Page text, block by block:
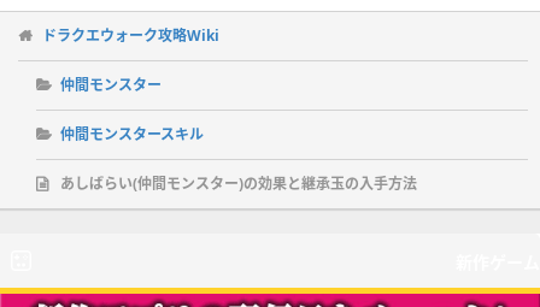
ドラクエウォーク攻略Wiki
仲間モンスター
仲間モンスタースキル
あしばらい(仲間モンスター)の効果と継承玉の入手方法